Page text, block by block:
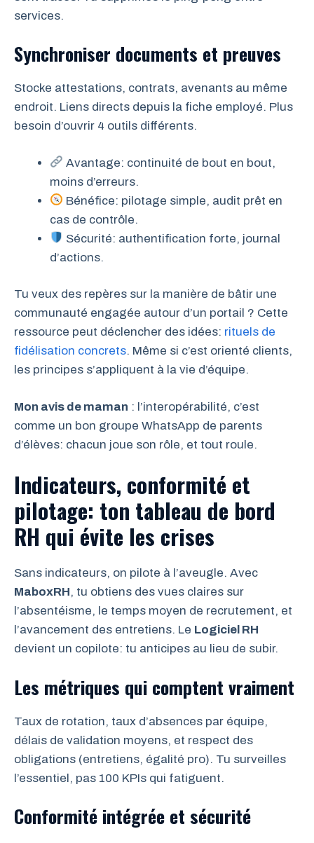
services.
Synchroniser documents et preuves
Stocke attestations, contrats, avenants au même
endroit. Liens directs depuis la fiche employé. Plus
besoin d’ouvrir 4 outils différents.
Avantage: continuité de bout en bout,
moins d’erreurs.
Bénéfice: pilotage simple, audit prêt en
cas de contrôle.
Sécurité: authentification forte, journal
d’actions.
Tu veux des repères sur la manière de bâtir une
communauté engagée autour d’un portail ? Cette
ressource peut déclencher des idées: rituels de
fidélisation concrets. Même si c’est orienté clients,
les principes s’appliquent à la vie d’équipe.
Mon avis de maman : l’interopérabilité, c’est
comme un bon groupe WhatsApp de parents
d’élèves: chacun joue son rôle, et tout roule.
Indicateurs, conformité et
pilotage: ton tableau de bord
RH qui évite les crises
Sans indicateurs, on pilote à l’aveugle. Avec
MaboxRH, tu obtiens des vues claires sur
l’absentéisme, le temps moyen de recrutement, et
l’avancement des entretiens. Le Logiciel RH
devient un copilote: tu anticipes au lieu de subir.
Les métriques qui comptent vraiment
Taux de rotation, taux d’absences par équipe,
délais de validation moyens, et respect des
obligations (entretiens, égalité pro). Tu surveilles
l’essentiel, pas 100 KPIs qui fatiguent.
Conformité intégrée et sécurité